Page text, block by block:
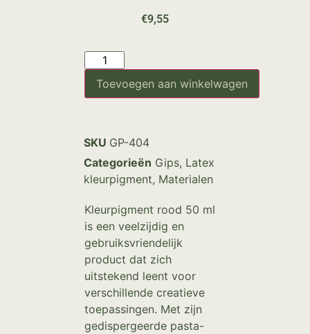
€9,55
Toevoegen aan winkelwagen
SKU GP-404
Categorieën Gips, Latex
kleurpigment, Materialen
Kleurpigment rood 50 ml
is een veelzijdig en
gebruiksvriendelijk
product dat zich
uitstekend leent voor
verschillende creatieve
toepassingen. Met zijn
gedispergeerde pasta-